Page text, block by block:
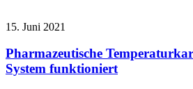
15. Juni 2021
Pharmazeutische
System funktioniert